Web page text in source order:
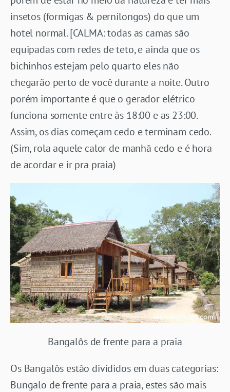
insetos (formigas & pernilongos) do que um
hotel normal. [CALMA: todas as camas são
equipadas com redes de teto, e ainda que os
bichinhos estejam pelo quarto eles não
chegarão perto de você durante a noite. Outro
porém importante é que o gerador elétrico
funciona somente entre às 18:00 e as 23:00.
Assim, os dias começam cedo e terminam cedo.
(Sim, rola aquele calor de manhã cedo e é hora
de acordar e ir pra praia)
Bangalôs de frente para a praia
Os Bangalôs estão divididos em duas categorias:
Bungalo de frente para a praia, estes são mais